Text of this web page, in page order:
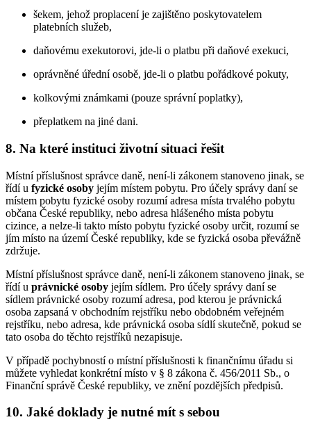
šekem, jehož proplacení je zajištěno poskytovatelem
platebních služeb,
daňovému exekutorovi, jde-li o platbu při daňové exekuci,
oprávněné úřední osobě, jde-li o platbu pořádkové pokuty,
kolkovými známkami (pouze správní poplatky),
přeplatkem na jiné dani.
8. Na které instituci životní situaci řešit
Místní příslušnost správce daně, není-li zákonem stanoveno jinak, se
řídí u fyzické osoby jejím místem pobytu. Pro účely správy daní se
místem pobytu fyzické osoby rozumí adresa místa trvalého pobytu
občana České republiky, nebo adresa hlášeného místa pobytu
cizince, a nelze-li takto místo pobytu fyzické osoby určit, rozumí se
jím místo na území České republiky, kde se fyzická osoba převážně
zdržuje.
Místní příslušnost správce daně, není-li zákonem stanoveno jinak, se
řídí u právnické osoby jejím sídlem. Pro účely správy daní se
sídlem právnické osoby rozumí adresa, pod kterou je právnická
osoba zapsaná v obchodním rejstříku nebo obdobném veřejném
rejstříku, nebo adresa, kde právnická osoba sídlí skutečně, pokud se
tato osoba do těchto rejstříků nezapisuje.
V případě pochybností o místní příslušnosti k finančnímu úřadu si
můžete vyhledat konkrétní místo v § 8 zákona č. 456/2011 Sb., o
Finanční správě České republiky, ve znění pozdějších předpisů.
10. Jaké doklady je nutné mít s sebou